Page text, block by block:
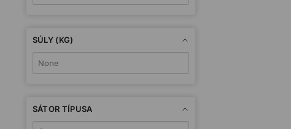
SÚLY (KG)
SÁTOR TÍPUSA